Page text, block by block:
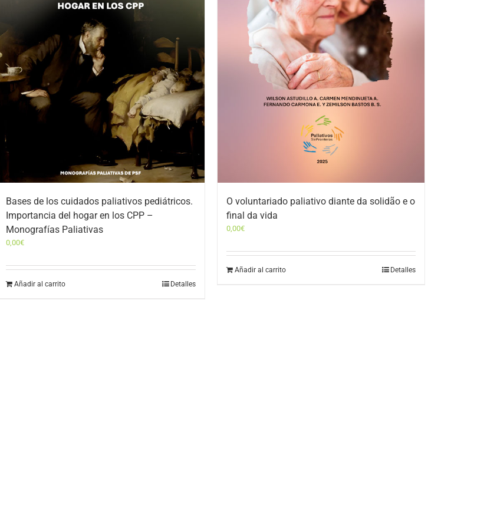
Bases de los cuidados paliativos pediátricos.
Importancia del hogar en los CPP –
Monografías Paliativas
0,00€
Añadir al carrito Detalles
O voluntariado paliativo diante da solidão e o
final da vida
0,00€
Añadir al carrito Detalles